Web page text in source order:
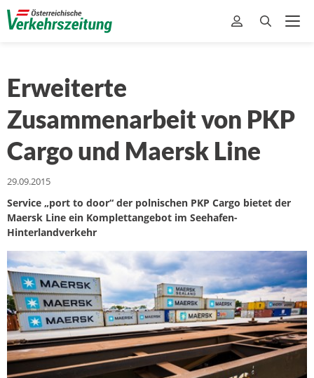
Erweiterte
Zusammenarbeit von PKP
Cargo und Maersk Line
29.09.2015
Service „port to door“ der polnischen PKP Cargo bietet der
Maersk Line ein Komplettangebot im Seehafen-
Hinterlandverkehr